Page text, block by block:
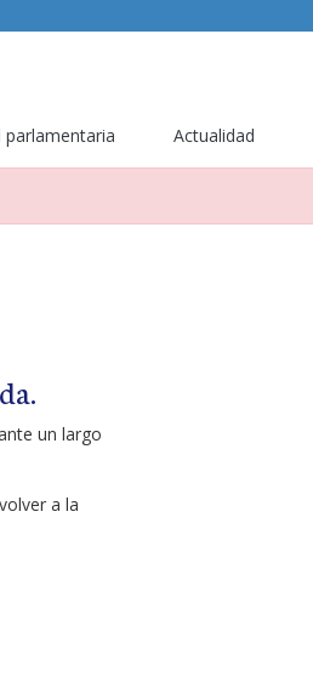
parlamentaria Actualidad
un largo
a la